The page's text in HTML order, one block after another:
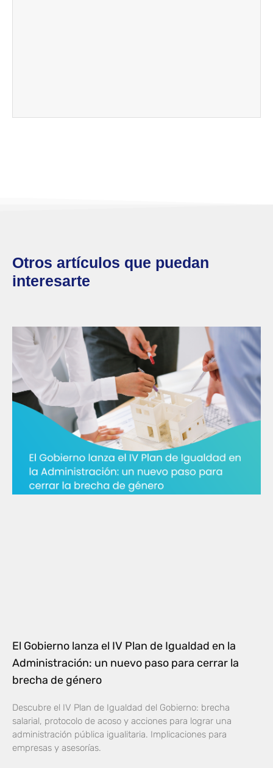
Otros artículos que puedan
interesarte
El Gobierno lanza el IV Plan de Igualdad en la
Administración: un nuevo paso para cerrar la
brecha de género
Descubre el IV Plan de Igualdad del Gobierno: brecha
salarial, protocolo de acoso y acciones para lograr una
administración pública igualitaria. Implicaciones para
empresas y asesorías.